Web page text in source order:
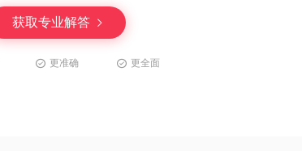
获取专业解答
更准确 更全面